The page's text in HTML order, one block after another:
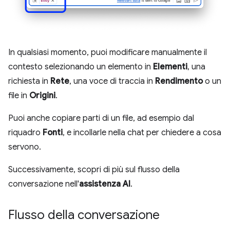
In qualsiasi momento, puoi modificare manualmente il
contesto selezionando un elemento in Elementi, una
richiesta in Rete, una voce di traccia in Rendimentoo un
file in Origini.
Puoi anche copiare parti di un file, ad esempio dal
riquadro Fonti, e incollarle nella chat per chiedere a cosa
servono.
Successivamente, scopri di più sul flusso della
conversazione nell'assistenza AI.
Flusso della conversazione